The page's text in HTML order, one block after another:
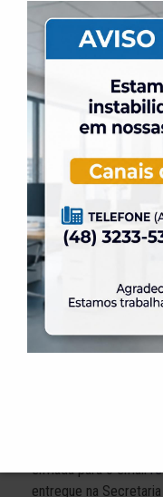
CLÁUSULA NONA –
ASSOCIADO
A ELASE não se
praticados pelo
acidentes ocorridos
responsabilidade do
menores de idade e
mesmos, ficando
ato desabonador que
durante o evento.
CLÁUSULA DECIMA
DO EVENTO
enviada para o email
entregue na